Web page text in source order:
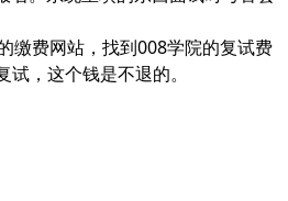
缴费网站，找到008学院的复试费
，这个钱是不退的。